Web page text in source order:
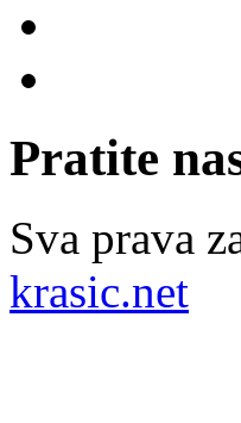
Pratite
Sva prava
krasic.net